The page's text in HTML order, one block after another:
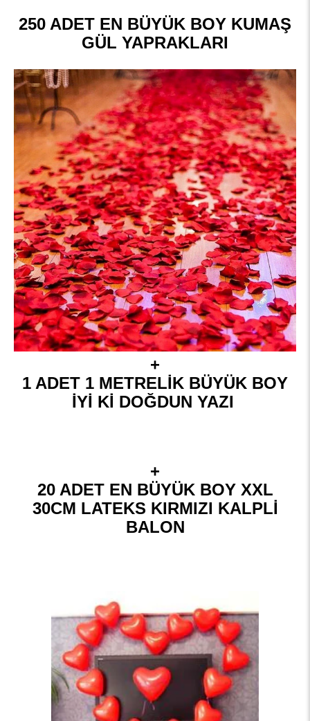
250 ADET EN BÜYÜK BOY KUMAŞ
GÜL YAPRAKLARI
+
1 ADET 1 METRELİK BÜYÜK BOY
İYİ Kİ DOĞDUN YAZI
+
20 ADET EN BÜYÜK BOY XXL
30CM LATEKS KIRMIZI KALPLİ
BALON